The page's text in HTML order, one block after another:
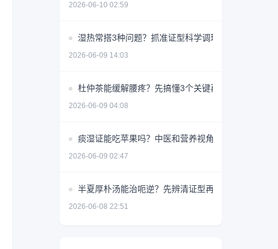
2026-06-10 02:59
湿热常搭3种问题？抓准证型科学调理少走弯路
2026-06-09 14:03
杜仲茶能缓解腰疼？先搞懂3个关键再喝
2026-06-09 04:08
痰湿证能吃苹果吗？中医和营养视角详解
2026-06-09 02:47
半夏厚朴汤能治呃逆？先辨清证型再用
2026-06-08 22:51